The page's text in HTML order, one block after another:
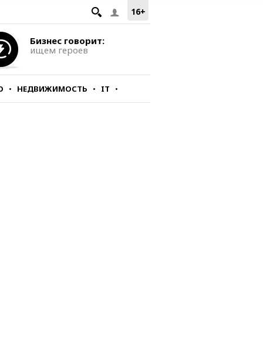
16+
Бизнес говорит:
ищем героев
НЕДВИЖИМОСТЬ IT